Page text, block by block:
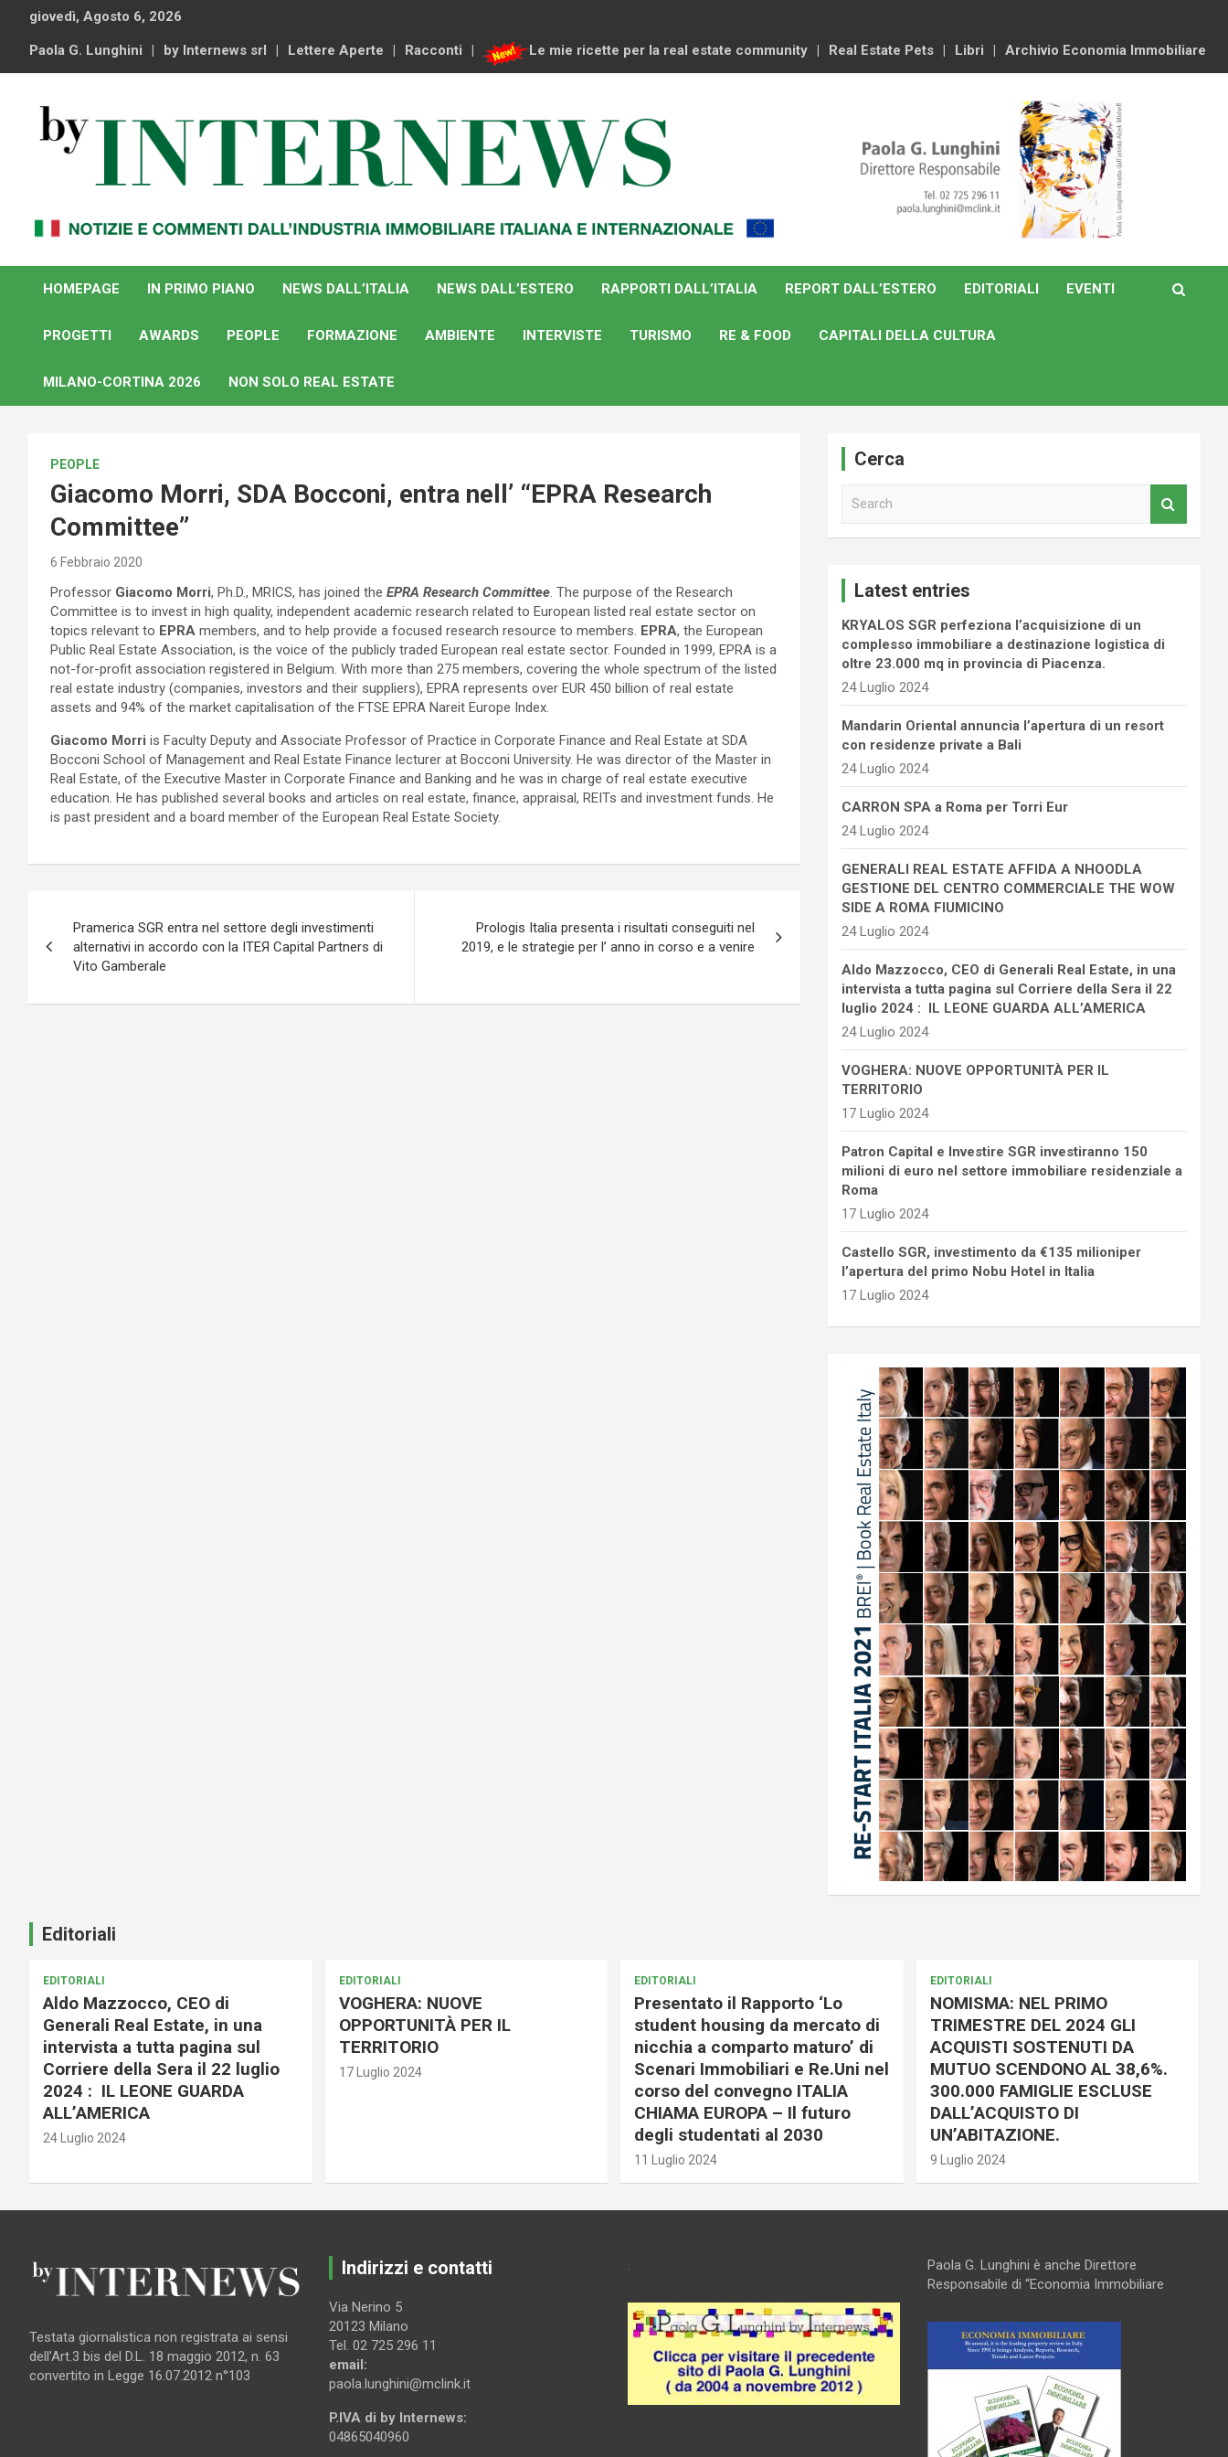
content
giovedì, Agosto 6, 2026
Paola G. Lunghini by Internews srl Lettere Aperte Racconti Le mie ricette per la real estate community Real Estate Pets Libri Archivio Economia Immobiliare
By Internews
internazionale
HOMEPAGE
IN PRIMO PIANO NEWS DALL’ITALIA NEWS DALL’ESTERO RAPPORTI DALL’ITALIA REPORT DALL’ESTERO EDITORIALI EVENTI
PROGETTI AWARDS PEOPLE FORMAZIONE AMBIENTE INTERVISTE TURISMO RE & FOOD CAPITALI DELLA CULTURA
MILANO-CORTINA 2026 NON SOLO REAL ESTATE
PEOPLE
Giacomo Morri, SDA Bocconi, entra nell’ “EPRA Research
Committee”
6 Febbraio 2020
Professor Giacomo Morri, Ph.D., MRICS, has joined the EPRA Research Committee . The purpose of the Research
Committee is to invest in high quality, independent academic research related to European listed real estate sector on
topics relevant to EPRA members, and to help provide a focused research resource to members. EPRA, the European
Public Real Estate Association, is the voice of the publicly traded European real estate sector. Founded in 1999, EPRA is a
not-for-profit association registered in Belgium. With more than 275 members, covering the whole spectrum of the listed
real estate industry (companies, investors and their suppliers), EPRA represents over EUR 450 billion of real estate
assets and 94% of the market capitalisation of the FTSE EPRA Nareit Europe Index.
Giacomo Morri is Faculty Deputy and Associate Professor of Practice in Corporate Finance and Real Estate at SDA
Bocconi School of Management and Real Estate Finance lecturer at Bocconi University. He was director of the Master in
Real Estate, of the Executive Master in Corporate Finance and Banking and he was in charge of real estate executive
education. He has published several books and articles on real estate, finance, appraisal, REITs and investment funds. He
is past president and a board member of the European Real Estate Society.
articoli
Pramerica SGR entra nel settore degli investimenti
alternativi in accordo con la ITEЯ Capital Partners di
Vito Gamberale
Prologis Italia presenta i risultati conseguiti nel
2019, e le strategie per l’ anno in corso e a venire
Cerca
Latest entries
KRYALOS SGR perfeziona l’acquisizione di un
complesso immobiliare a destinazione logistica di
oltre 23.000 mq in provincia di Piacenza.
24 Luglio 2024
Mandarin Oriental annuncia l’apertura di un resort
con residenze private a Bali
24 Luglio 2024
CARRON SPA a Roma per Torri Eur
24 Luglio 2024
GENERALI REAL ESTATE AFFIDA A NHOODLA
GESTIONE DEL CENTRO COMMERCIALE THE WOW
SIDE A ROMA FIUMICINO
24 Luglio 2024
Aldo Mazzocco, CEO di Generali Real Estate, in una
intervista a tutta pagina sul Corriere della Sera il 22
luglio 2024 : IL LEONE GUARDA ALL’AMERICA
24 Luglio 2024
VOGHERA: NUOVE OPPORTUNITÀ PER IL
TERRITORIO
17 Luglio 2024
Patron Capital e Investire SGR investiranno 150
milioni di euro nel settore immobiliare residenziale a
Roma
17 Luglio 2024
Castello SGR, investimento da €135 milioniper
l’apertura del primo Nobu Hotel in Italia
17 Luglio 2024
Editoriali
EDITORIALI
Aldo Mazzocco, CEO di
Generali Real Estate, in una
intervista a tutta pagina sul
Corriere della Sera il 22 luglio
2024 : IL LEONE GUARDA
ALL’AMERICA
24 Luglio 2024
EDITORIALI
VOGHERA: NUOVE
OPPORTUNITÀ PER IL
TERRITORIO
17 Luglio 2024
EDITORIALI
Presentato il Rapporto ‘Lo
student housing da mercato di
nicchia a comparto maturo’ di
Scenari Immobiliari e Re.Uni nel
corso del convegno ITALIA
CHIAMA EUROPA – Il futuro
degli studentati al 2030
11 Luglio 2024
EDITORIALI
NOMISMA: NEL PRIMO
TRIMESTRE DEL 2024 GLI
ACQUISTI SOSTENUTI DA
MUTUO SCENDONO AL 38,6%.
300.000 FAMIGLIE ESCLUSE
DALL’ACQUISTO DI
UN’ABITAZIONE.
9 Luglio 2024
Testata giornalistica non registrata ai sensi
dell’Art.3 bis del D.L. 18 maggio 2012, n. 63
convertito in Legge 16.07.2012 n°103
Indirizzi e contatti
Via Nerino 5
20123 Milano
Tel. 02 725 296 11
email:
paola.lunghini@mclink.it
P.IVA di by Internews:
04865040960
.
Paola G. Lunghini è anche Direttore
Responsabile di “Economia Immobiliare